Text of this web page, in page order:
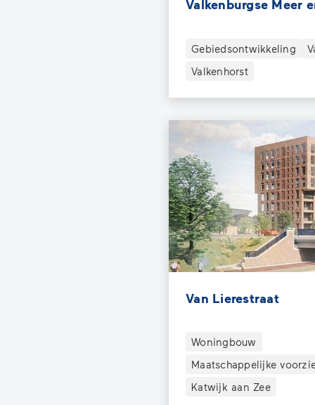
Valkenburgse Meer
Gebiedsontwikkeling
Valkenhorst
Van Lierestraat
Woningbouw
Maatschappelijke
Katwijk aan Zee